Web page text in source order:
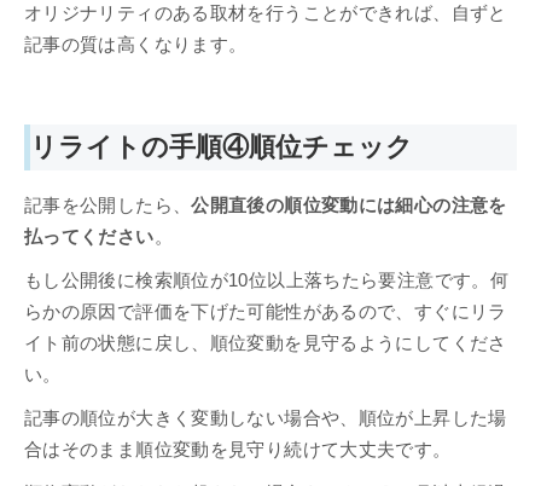
オリジナリティのある取材を行うことができれば、自ずと
記事の質は高くなります。
リライトの手順④順位チェック
記事を公開したら、公開直後の順位変動には細心の注意を
払ってください。
もし公開後に検索順位が10位以上落ちたら要注意です。何
らかの原因で評価を下げた可能性があるので、すぐにリラ
イト前の状態に戻し、順位変動を見守るようにしてくださ
い。
記事の順位が大きく変動しない場合や、順位が上昇した場
合はそのまま順位変動を見守り続けて大丈夫です。